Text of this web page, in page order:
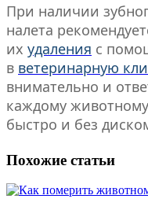
При наличии
налета
их удаления с
в ветеринарную
внимательно и
каждому
быстро и без
Похожие статьи